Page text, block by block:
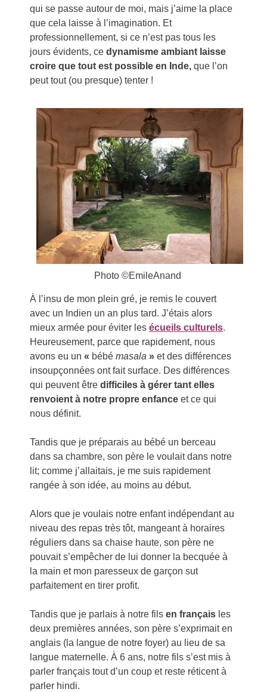
qui se passe autour de moi, mais j’aime la place
que cela laisse à l’imagination. Et
professionnellement, si ce n’est pas tous les
jours évidents, cedynamisme ambiant laisse
croire que tout est possible en Inde, que l’on
peut tout (ou presque) tenter !
Photo ©EmileAnand
À l’insu de mon plein gré, je remis le couvert
avec un Indien un an plus tard. J’étais alors
mieux armée pour éviter lesécueils culturels.
Heureusement, parce que rapidement, nous
avons eu un « bébémasala » et des différences
insoupçonnées ont fait surface. Des différences
qui peuvent êtredifficiles à gérer tant elles
renvoient à notre propre enfance et ce qui
nous définit.
Tandis que je préparais au bébé un berceau
dans sa chambre, son père le voulait dans notre
lit; comme j’allaitais, je me suis rapidement
rangée à son idée, au moins au début.
Alors que je voulais notre enfant indépendant au
niveau des repas très tôt, mangeant à horaires
réguliers dans sa chaise haute, son père ne
pouvait s’empêcher de lui donner la becquée à
la main et mon paresseux de garçon sut
parfaitement en tirer profit.
Tandis que je parlais à notre filsen français les
deux premières années, son père s’exprimait en
anglais (la langue de notre foyer) au lieu de sa
langue maternelle. À 6 ans, notre fils s’est mis à
parler français tout d’un coup et reste réticent à
parler hindi.